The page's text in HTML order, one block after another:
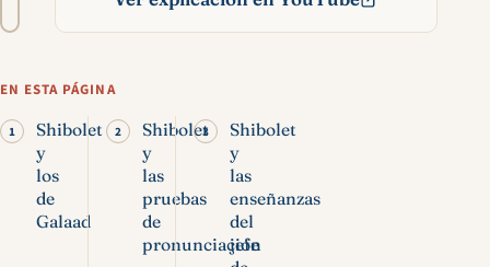
EN ESTA PÁGINA
Shibolet
y
los
de
Galaad
Shibolet
y
las
pruebas
de
pronunciación
Shibolet
y
las
enseñanzas
del
jefe